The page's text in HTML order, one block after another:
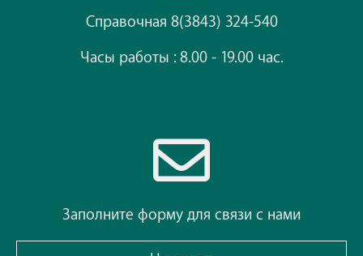
Справочная 8(3843) 324-540
Часы работы : 8.00 - 19.00 час.
Заполните форму для связи с нами